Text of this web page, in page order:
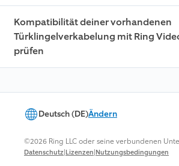
Kompatibilität deiner vorhandenen
Türklingelverkabelung mit Ring
prüfen
Deutsch (DE)Ändern
©2026 Ring LLC oder seine verbundenen
Datenschutz|Lizenzen|Nutzungsbedingungen